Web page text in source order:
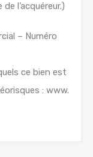
l’acquéreur.)
– Numéro
ce bien est
: www.